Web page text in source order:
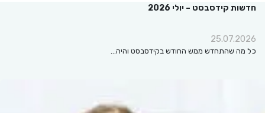
חדשות קידסבסט – יולי 2026
25.07.2026
כל מה שהתחדש ממש החודש בקידסבסט והיה…